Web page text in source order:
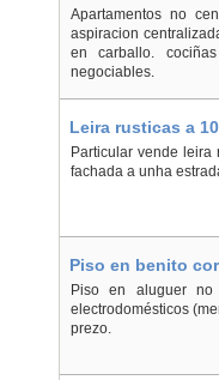
Apartamentos no
aspiracion
en carballo.
negociables.
Leira rusticas a
Particular vende
fachada a unha
Piso en benito
Piso en aluguer no
electrodomésticos
prezo.